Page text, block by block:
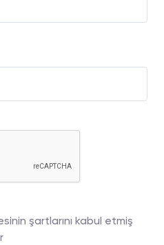
şartlarını kabul etmiş